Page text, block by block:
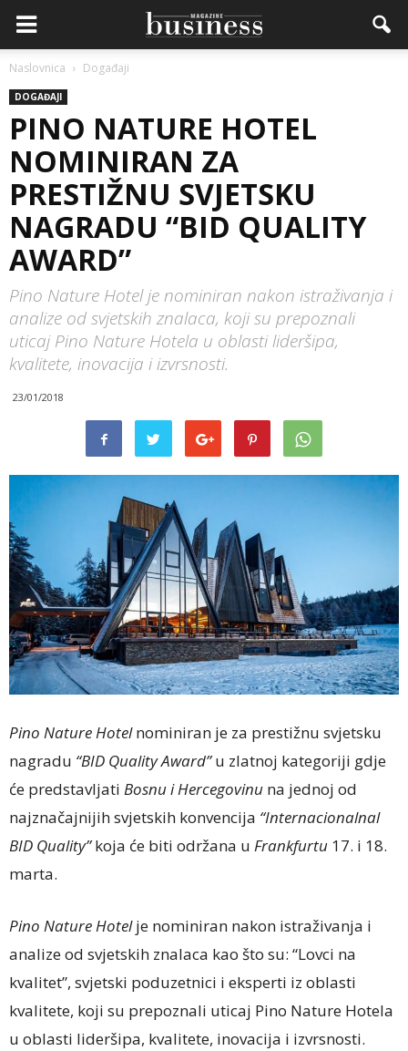
Naslovnica Događaji
DOGAĐAJI
PINO NATURE HOTEL
NOMINIRAN ZA
PRESTIŽNU SVJETSKU
NAGRADU “BID QUALITY
AWARD”
Pino Nature Hotel je nominiran nakon istraživanja i
analize od svjetskih znalaca, koji su prepoznali
uticaj Pino Nature Hotela u oblasti lideršipa,
kvalitete, inovacija i izvrsnosti.
23/01/2018
Pino Nature Hotelnominiran je za prestižnu svjetsku
nagradu “BID Quality Award”u zlatnoj kategoriji gdje
će predstavljati Bosnu i Hercegovinu na jednoj od
najznačajnijih svjetskih konvencija “Internacionalnal
BID Quality”koja će biti održana u Frankfurtu 17. i 18.
marta.
Pino Nature Hotelje nominiran nakon istraživanja i
analize od svjetskih znalaca kao što su: “Lovci na
kvalitet”, svjetski poduzetnici i eksperti iz oblasti
kvalitete, koji su prepoznali uticaj Pino Nature Hotela
u oblasti lideršipa, kvalitete, inovacija i izvrsnosti.